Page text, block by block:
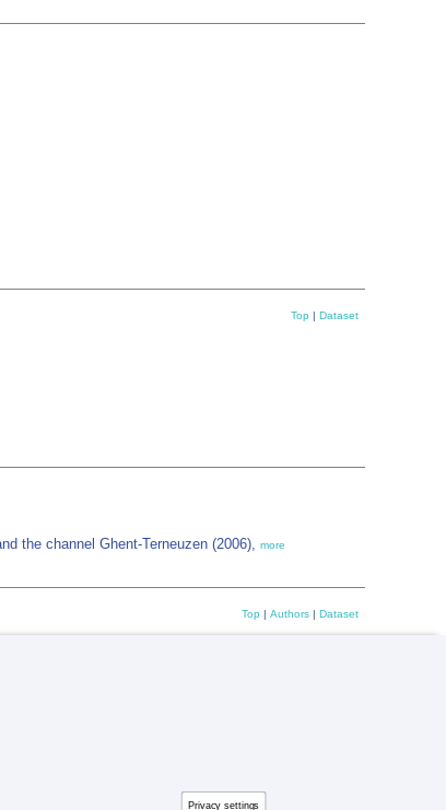
Top | Dataset
the channel Ghent-Terneuzen (2006), more
Top | Authors | Dataset
Privacy settings